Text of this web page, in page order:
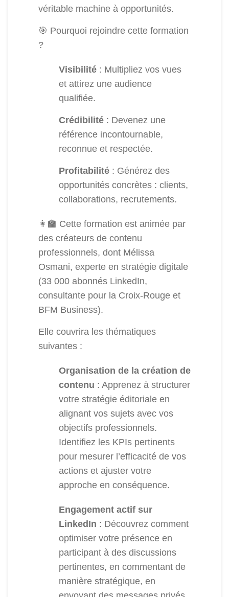
véritable machine à opportunités.
🎯 Pourquoi rejoindre cette formation
?
Visibilité : Multipliez vos vues
et attirez une audience
qualifiée.
Crédibilité : Devenez une
référence incontournable,
reconnue et respectée.
Profitabilité : Générez des
opportunités concrètes : clients,
collaborations, recrutements.
👩‍🏫 Cette formation est animée par
des créateurs de contenu
professionnels, dont Mélissa
Osmani, experte en stratégie digitale
(33 000 abonnés LinkedIn,
consultante pour la Croix-Rouge et
BFM Business).
Elle couvrira les thématiques
suivantes :
Organisation de la création de
contenu : Apprenez à structurer
votre stratégie éditoriale en
alignant vos sujets avec vos
objectifs professionnels.
Identifiez les KPIs pertinents
pour mesurer l’efficacité de vos
actions et ajuster votre
approche en conséquence.
Engagement actif sur
LinkedIn : Découvrez comment
optimiser votre présence en
participant à des discussions
pertinentes, en commentant de
manière stratégique, en